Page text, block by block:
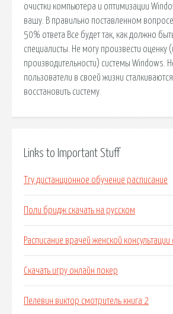
очистки компьютера и оптимизации
вашу. В правильно поставленном
50% ответа Все будет так, как должно
специалисты. Не могу произвести оценку
производительности) системы Windows.
пользователи в своей жизни
восстановить систему.
Links to Important Stuff
Тгу дистанционное обучение расписание
Поли бридж скачать на русском
Расписание врачей женской
Скачать игру онлайн покер
Пелевин виктор смотритель книга 2